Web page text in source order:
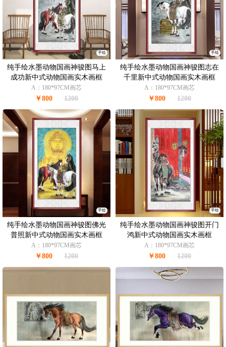
手绘
纯手绘水墨动物国画神骏图马上
成功新中式动物国画实木画框
A：180*97CM画芯
￥800 1200
手绘
纯手绘水墨动物国画神骏图志在
千里新中式动物国画实木画框
A：180*97CM画芯
￥800 1200
手绘
纯手绘水墨动物国画神骏图佛光
普照新中式动物国画实木画框
A：180*97CM画芯
￥800 1200
手绘
纯手绘水墨动物国画神骏图开门
鸿新中式动物国画实木画框
A：180*97CM画芯
￥800 1200